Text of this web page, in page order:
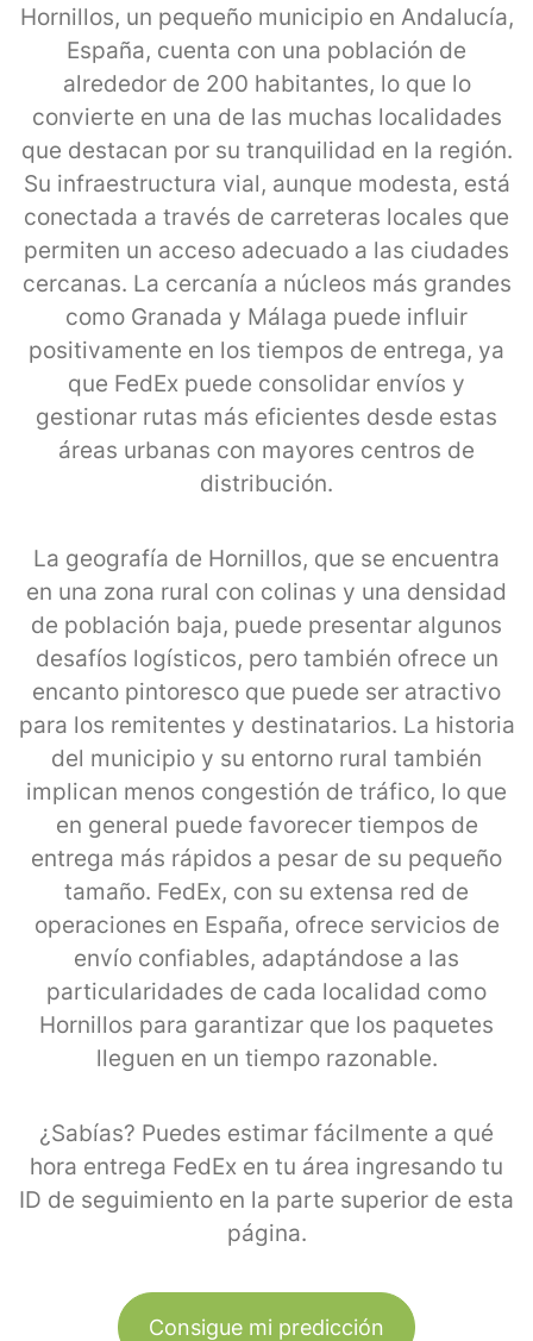
Hornillos, un pequeño municipio en Andalucía,
España, cuenta con una población de
alrededor de 200 habitantes, lo que lo
convierte en una de las muchas localidades
que destacan por su tranquilidad en la región.
Su infraestructura vial, aunque modesta, está
conectada a través de carreteras locales que
permiten un acceso adecuado a las ciudades
cercanas. La cercanía a núcleos más grandes
como Granada y Málaga puede influir
positivamente en los tiempos de entrega, ya
que FedEx puede consolidar envíos y
gestionar rutas más eficientes desde estas
áreas urbanas con mayores centros de
distribución.
La geografía de Hornillos, que se encuentra
en una zona rural con colinas y una densidad
de población baja, puede presentar algunos
desafíos logísticos, pero también ofrece un
encanto pintoresco que puede ser atractivo
para los remitentes y destinatarios. La historia
del municipio y su entorno rural también
implican menos congestión de tráfico, lo que
en general puede favorecer tiempos de
entrega más rápidos a pesar de su pequeño
tamaño. FedEx, con su extensa red de
operaciones en España, ofrece servicios de
envío confiables, adaptándose a las
particularidades de cada localidad como
Hornillos para garantizar que los paquetes
lleguen en un tiempo razonable.
¿Sabías? Puedes estimar fácilmente a qué
hora entrega FedEx en tu área ingresando tu
ID de seguimiento en la parte superior de esta
página.
Consigue mi predicción